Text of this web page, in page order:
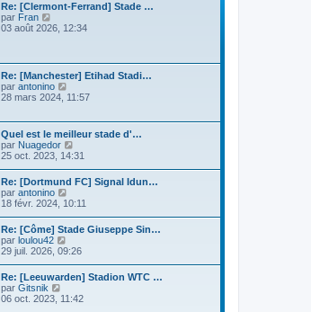
Re: [Clermont-Ferrand] Stade …
par Fran
o
t
e
r
e
d
e
r
n
i
e
r
m
e
s
s
a
g
e
03 août 2026, 12:34
Re: [Manchester] Etihad Stadi…
par antonino
o
u
l
t
e
r
l
d
e
r
n
i
e
r
m
s
28 mars 2024, 11:57
Quel est le meilleur stade d'…
par Nuagedor
o
s
u
t
e
r
e
d
e
r
n
i
25 oct. 2023, 14:31
Re: [Dortmund FC] Signal Idun…
par antonino
o
u
t
e
r
e
18 févr. 2024, 10:11
Re: [Côme] Stade Giuseppe Sin…
par loulou42
o
s
u
l
t
29 juil. 2026, 09:26
Re: [Leeuwarden] Stadion WTC …
par Gitsnik
o
06 oct. 2023, 11:42